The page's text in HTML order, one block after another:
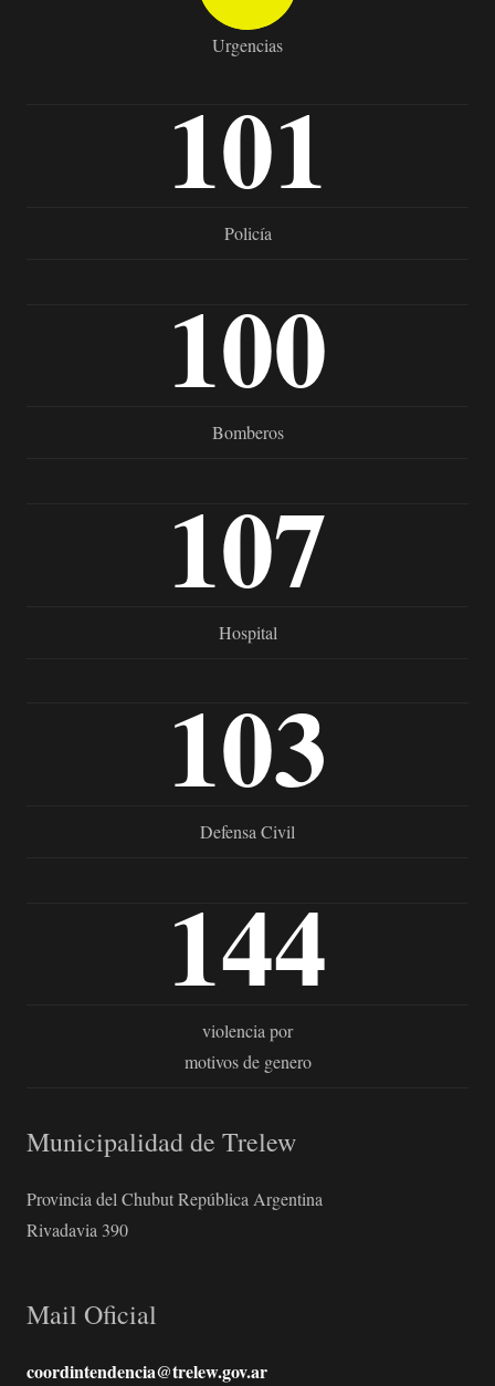
Urgencias
101
Policía
100
Bomberos
107
Hospital
103
Defensa Civil
144
violencia por
motivos de genero
Municipalidad de Trelew
Provincia del Chubut República Argentina
Rivadavia 390
Mail Oficial
coordintendencia@trelew.gov.ar